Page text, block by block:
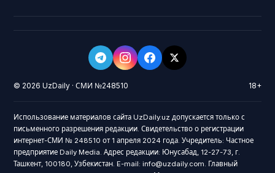
© 2026 UzDaily · СМИ №248510 18+
Использование материалов сайта UzDaily.uz допускается только с
письменного разрешения редакции. Свидетельство о регистрации
интернет-СМИ № 248510 от 1 апреля 2024 года. Учредитель: Частное
предприятие Daily Media. Адрес редакции: Юнусабад, 12-27-73, г.
Ташкент, 100180, Узбекистан. E-mail: info@uzdaily.com. Главный